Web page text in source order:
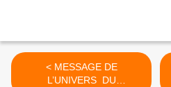
< MESSAGE DE
L’UNIVERS DU